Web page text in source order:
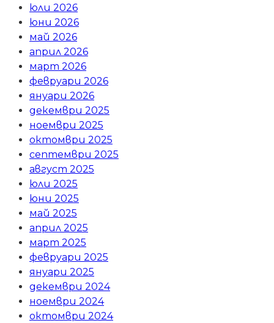
юли 2026
юни 2026
май 2026
април 2026
март 2026
февруари 2026
януари 2026
декември 2025
ноември 2025
октомври 2025
септември 2025
август 2025
юли 2025
юни 2025
май 2025
април 2025
март 2025
февруари 2025
януари 2025
декември 2024
ноември 2024
октомври 2024